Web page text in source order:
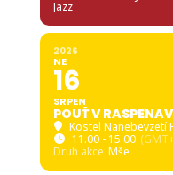
SO
15
SRPEN
PÁ
43. LETNÍ
VELEBNÉHO
Frýdlant město
18.00 - 23.59
Druh akce CAFÉ
Jazz
2026